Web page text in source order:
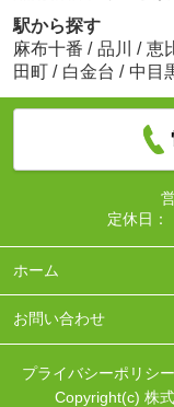
駅から探す
麻布十番 / 品川 / 恵
田町 / 白金台 / 中目
定休日：
ホーム
お問い合わせ
プライバシーポリシー
Copyright(c) 株